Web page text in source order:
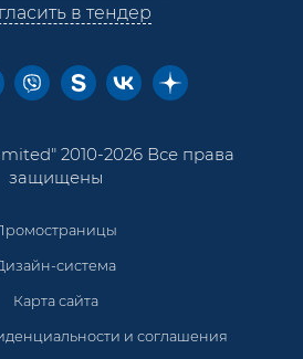
в тендер
2010-2026 Все права
защищены
система
Карта сайта
и соглашения